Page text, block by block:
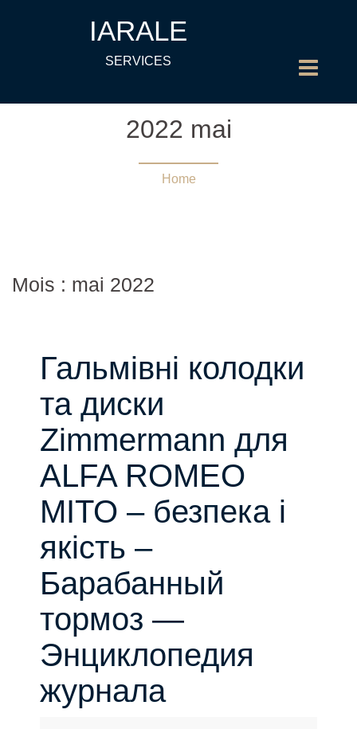
IARALE
SERVICES
2022 mai
Home
Mois : mai 2022
Гальмівні колодки
та диски
Zimmermann для
ALFA ROMEO
MITO – безпека і
якість –
Барабанный
тормоз —
Энциклопедия
журнала